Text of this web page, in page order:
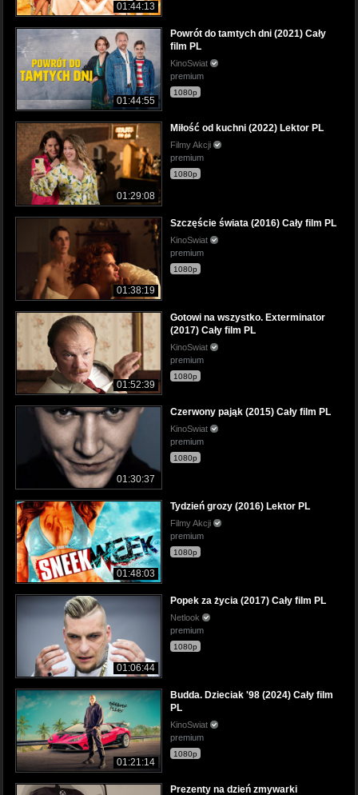
01:44:13
01:44:55
Powrót do tamtych dni (2021) Cały
film PL
KinoSwiat
premium
1080p
01:29:08
Miłość od kuchni (2022) Lektor PL
Filmy Akcji
premium
1080p
01:38:19
Szczęście świata (2016) Cały film PL
KinoSwiat
premium
1080p
01:52:39
Gotowi na wszystko. Exterminator
(2017) Cały film PL
KinoSwiat
premium
1080p
01:30:37
Czerwony pająk (2015) Cały film PL
KinoSwiat
premium
1080p
01:48:03
Tydzień grozy (2016) Lektor PL
Filmy Akcji
premium
1080p
01:06:44
Popek za życia (2017) Cały film PL
Netlook
premium
1080p
01:21:14
Budda. Dzieciak '98 (2024) Cały film
PL
KinoSwiat
premium
1080p
Prezenty na dzień zmywarki